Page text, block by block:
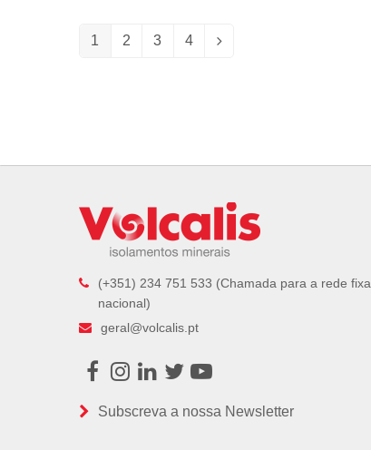
Page
1 Page
2 Page
3 Page
4 Next
(+351) 234 751 533 (Chamada para a rede fixa
nacional)
geral@volcalis.pt
Facebook
Instagram
LinkedIn
TwitterYoutube
Subscreva a nossa Newsletter